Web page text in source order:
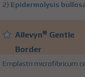
2) Epidermolysis
Allevyn® Gentle
Border
Emplastri microfibricum